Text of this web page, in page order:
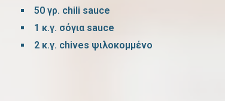
50 γρ. chili sauce
1 κ.γ. σόγια sauce
2 κ.γ. chives ψιλοκομμένο